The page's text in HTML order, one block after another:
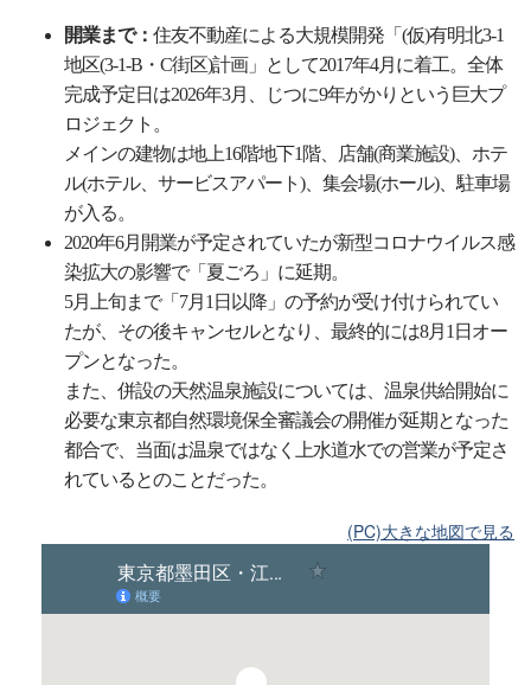
開業まで： 住友不動産による大規模開発「(仮)有明北3-1
地区(3-1-B・C街区)計画」として2017年4月に着工。全体
完成予定日は2026年3月、じつに9年がかりという巨大プ
ロジェクト。
メインの建物は地上16階地下1階、店舗(商業施設)、ホテ
ル(ホテル、サービスアパート)、集会場(ホール)、駐車場
が入る。
2020年6月開業が予定されていたが新型コロナウイルス感
染拡大の影響で「夏ごろ」に延期。
5月上旬まで「7月1日以降」の予約が受け付けられてい
たが、その後キャンセルとなり、最終的には8月1日オー
プンとなった。
また、併設の天然温泉施設については、温泉供給開始に
必要な東京都自然環境保全審議会の開催が延期となった
都合で、当面は温泉ではなく上水道水での営業が予定さ
れているとのことだった。
(PC)大きな地図で見る